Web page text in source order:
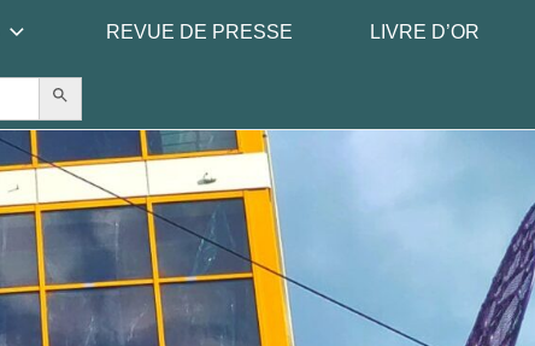
REVUE DE PRESSE LIVRE D’OR
Search Button